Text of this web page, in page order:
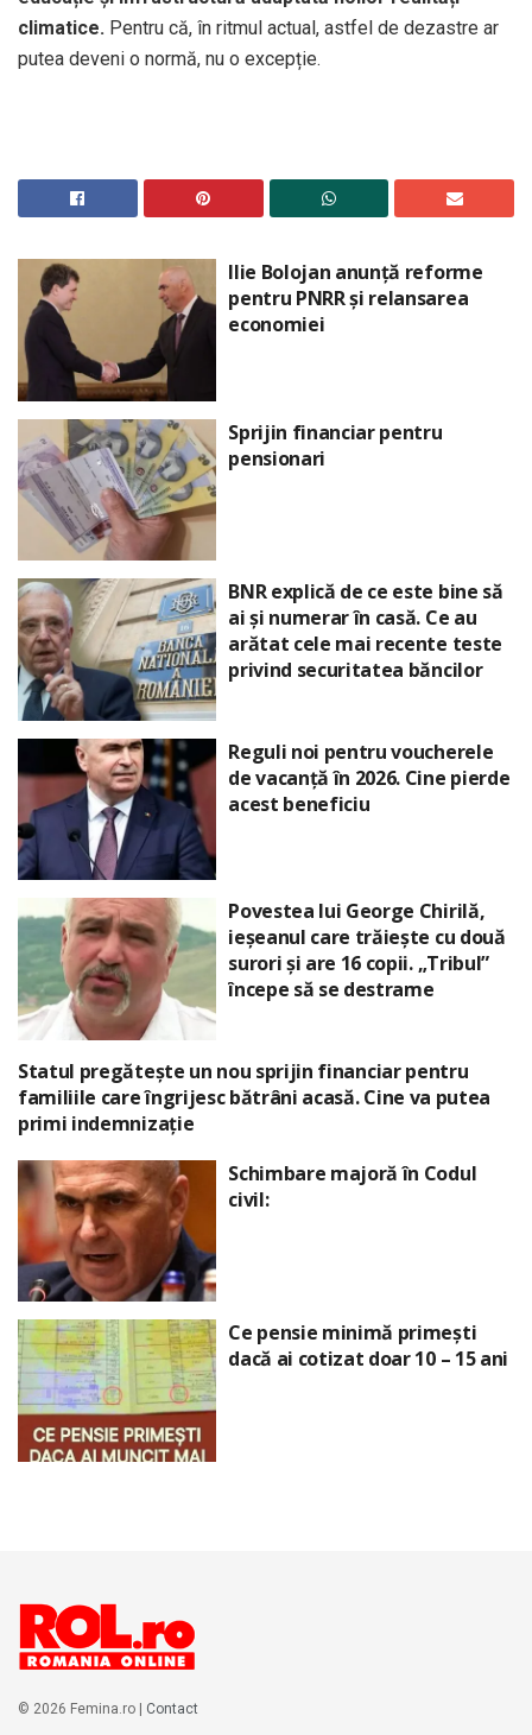
climatice. Pentru că, în ritmul actual, astfel de dezastre ar
putea deveni o normă, nu o excepție.
Ilie Bolojan anunță reforme
pentru PNRR și relansarea
economiei
Sprijin financiar pentru
pensionari
BNR explică de ce este bine să
ai și numerar în casă. Ce au
arătat cele mai recente teste
privind securitatea băncilor
Reguli noi pentru voucherele
de vacanță în 2026. Cine pierde
acest beneficiu
Povestea lui George Chirilă,
ieșeanul care trăiește cu două
surori și are 16 copii. „Tribul”
începe să se destrame
Statul pregătește un nou sprijin financiar pentru
familiile care îngrijesc bătrâni acasă. Cine va putea
primi indemnizație
Schimbare majoră în Codul
civil:
Ce pensie minimă primești
dacă ai cotizat doar 10 – 15 ani
© 2026 Femina.ro | Contact